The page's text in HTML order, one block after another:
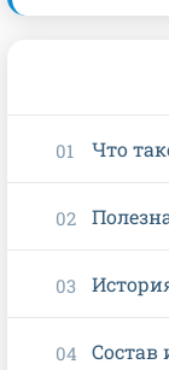
Что
Состав